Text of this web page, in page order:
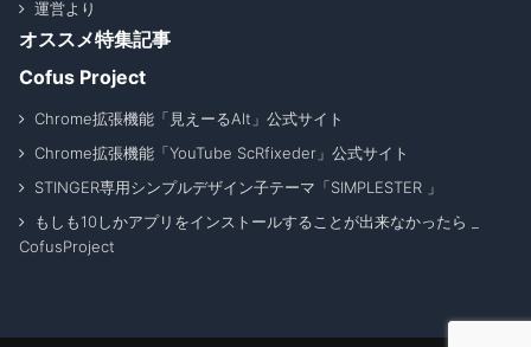
運営より
オススメ特集記事
Cofus Project
Chrome拡張機能「見えーるAlt」公式サイト
Chrome拡張機能「YouTube ScRfixeder」公式サイト
STINGER専用シンプルデザイン子テーマ「SIMPLESTER 」
もしも10しかアプリをインストールすることが出来なかったら _
CofusProject